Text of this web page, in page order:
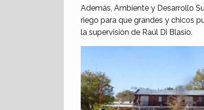
Además, Ambiente y Desarrollo
riego para que grandes y chicos
la supervisión de Raúl Di Blasio.